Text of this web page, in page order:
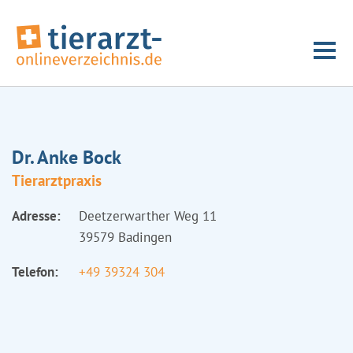
Dr. Anke Bock
Tierarztpraxis
Adresse:
Deetzerwarther Weg 11
39579 Badingen
Telefon:
+49 39324 304